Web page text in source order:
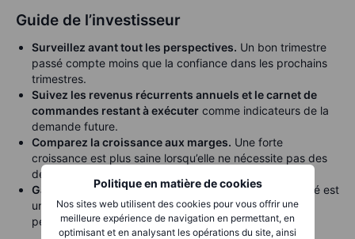
Politique en matière de cookies
Nos sites web utilisent des cookies pour vous offrir une
meilleure expérience de navigation en permettant, en
optimisant et en analysant les opérations du site, ainsi
Guide de l’investisseur
Surveillez avant tout les perspectives. Un bon trimestre
passé compte moins que la confiance dans les prochains
trimestres.
Suivez les revenus récurrents annuels et le carnet de
commandes restant à exécuter comme indicateurs de la
demande future.
Comparez la croissance aux marges. Une forte
croissance est plus saine lorsqu’elle ne nécessite pas des
dépenses toujours plus élevées.
Gardez la taille des positions en tête.La cybersécurité est
une tendance structurelle, mais des attentes élevées
peuvent rendre les actions très volatiles.